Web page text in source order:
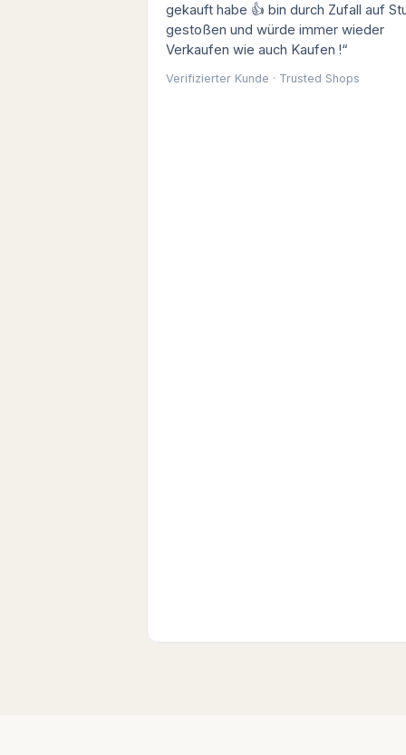
gekauft habe 👍 bin durch Zufall auf
gestoßen und würde immer wieder
Verkaufen wie auch Kaufen !“
Verifizierter Kunde · Trusted Shops